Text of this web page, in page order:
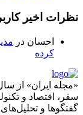
نظرات اخیر
احسان در
کرده
سفر، اقتصاد و
گفتگوها و